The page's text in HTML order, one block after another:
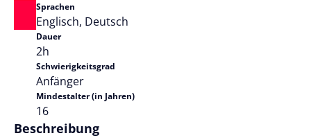
Sprachen
Englisch, Deutsch
Dauer
2h
Schwierigkeitsgrad
Anfänger
Mindestalter (in Jahren)
16
Beschreibung